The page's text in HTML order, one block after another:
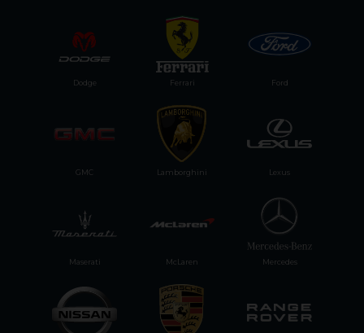
Ferrari
Lamborghini Lexus
Maserati McLaren Mercedes
Ford
Dodge
GMC